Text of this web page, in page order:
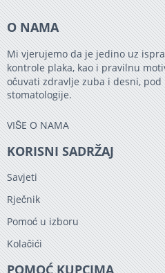
O NAMA
Mi vjerujemo da je jedino uz
kontrole plaka, kao i pravilnu
očuvati zdravlje zuba i desni,
stomatologije.
VIŠE O NAMA
KORISNI SADRŽAJ
Savjeti
Rječnik
Pomoć u izboru
Kolačići
POMOĆ KUPCIMA